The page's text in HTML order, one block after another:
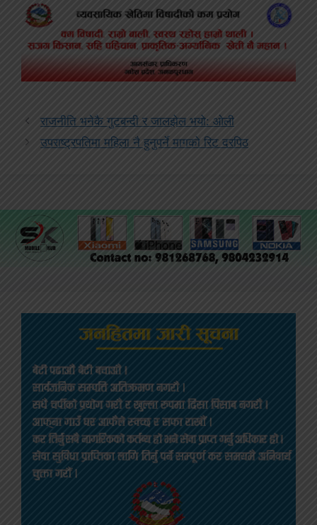
राजनीति भनेकै गुटबन्दी र जालझेल भयो: ओली
उपराष्ट्रपतिमा महिला नै हुनुपर्ने मागको रिट दरपिठ